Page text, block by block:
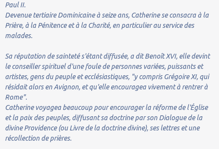
Paul II.
Devenue tertiaire Dominicaine à seize ans, Catherine se consacra à la
Prière, à la Pénitence et à la Charité, en particulier au service des
malades.
Sa réputation de sainteté s'étant diffusée, a dit Benoît XVI, elle devint
le conseiller spirituel d'une foule de personnes variées, puissants et
artistes, gens du peuple et ecclésiastiques, "y compris Grégoire XI, qui
résidait alors en Avignon, et qu'elle encouragea vivement à rentrer à
Rome".
Catherine voyagea beaucoup pour encourager la réforme de l'Église
et la paix des peuples, diffusant sa doctrine par son Dialogue de la
divine Providence (ou Livre de la doctrine divine), ses lettres et une
récollection de prières.